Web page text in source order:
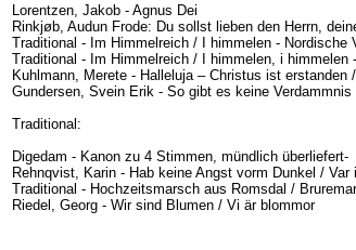
Lorentzen, Jakob - Agnus Dei
Rinkjøb, Audun Frode: Du sollst lieben den Herrn,
Traditional - Im Himmelreich / I himmelen - Nordische
Traditional - Im Himmelreich / I himmelen, i himmelen
Kuhlmann, Merete - Halleluja – Christus ist erstanden
Gundersen, Svein Erik - So gibt es keine
Traditional:
Digedam - Kanon zu 4 Stimmen, mündlich überliefert-
Rehnqvist, Karin - Hab keine Angst vorm Dunkel / Var
Traditional - Hochzeitsmarsch aus Romsdal /
Riedel, Georg - Wir sind Blumen / Vi är blommor